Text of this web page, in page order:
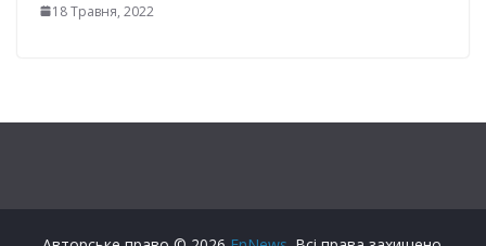
18 Травня, 2022